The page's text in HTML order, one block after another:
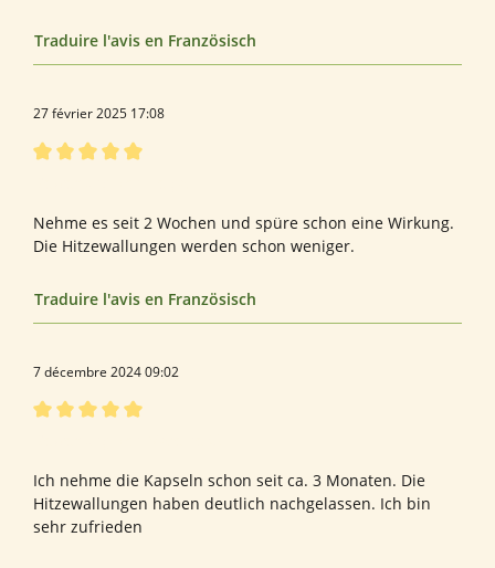
Traduire l'avis en Französisch
27 février 2025 17:08
Nehme es seit 2 Wochen und spüre schon eine Wirkung.
Die Hitzewallungen werden schon weniger.
Traduire l'avis en Französisch
7 décembre 2024 09:02
Ich nehme die Kapseln schon seit ca. 3 Monaten. Die
Hitzewallungen haben deutlich nachgelassen. Ich bin
sehr zufrieden